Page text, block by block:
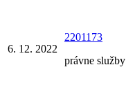
6. 12. 2022
2201173
právne služby